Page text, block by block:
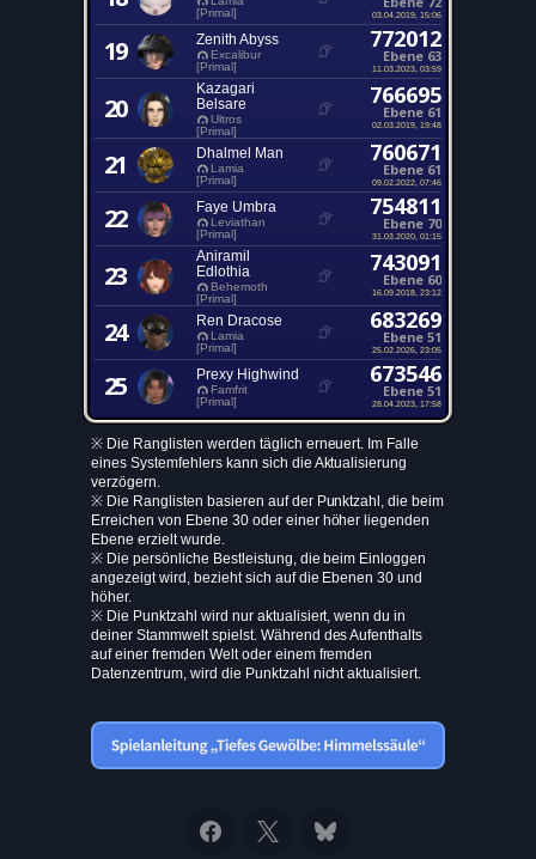
[Primal]
03.04.2019, 15:06
19 Zenith Abyss
Excalibur
[Primal]
772012
Ebene 63
11.03.2023, 03:59
20
Kazagari
Belsare
Ultros
[Primal]
766695
Ebene 61
02.03.2019, 19:48
21 Dhalmel Man
Lamia
[Primal]
760671
Ebene 61
09.02.2022, 07:46
22 Faye Umbra
Leviathan
[Primal]
754811
Ebene 70
31.03.2020, 01:15
23
Aniramil
Edlothia
Behemoth
[Primal]
743091
Ebene 60
16.09.2018, 23:12
24 Ren Dracose
Lamia
[Primal]
683269
Ebene 51
25.02.2026, 23:05
25 Prexy Highwind
Famfrit
[Primal]
673546
Ebene 51
28.04.2023, 17:58
※ Die Ranglisten werden täglich erneuert. Im Falle
eines Systemfehlers kann sich die Aktualisierung
verzögern.
※ Die Ranglisten basieren auf der Punktzahl, die beim
Erreichen von Ebene 30 oder einer höher liegenden
Ebene erzielt wurde.
※ Die persönliche Bestleistung, die beim Einloggen
angezeigt wird, bezieht sich auf die Ebenen 30 und
höher.
※ Die Punktzahl wird nur aktualisiert, wenn du in
deiner Stammwelt spielst. Während des Aufenthalts
auf einer fremden Welt oder einem fremden
Datenzentrum, wird die Punktzahl nicht aktualisiert.